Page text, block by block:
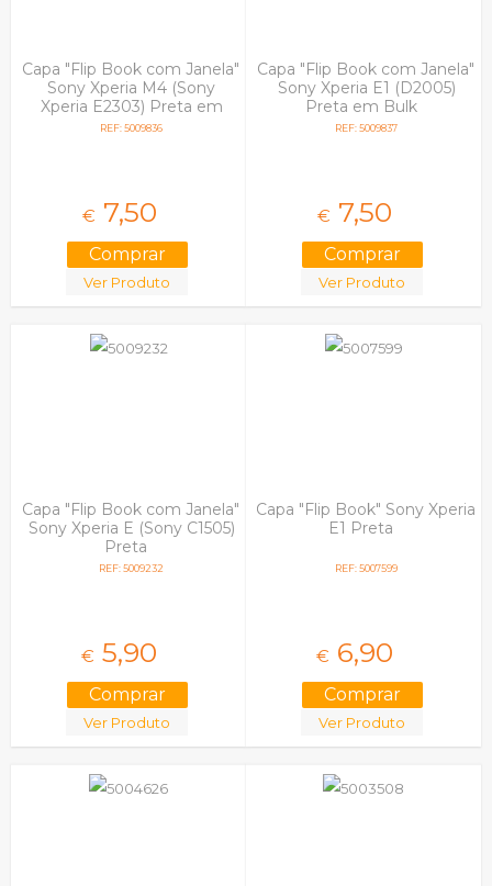
Capa "Flip Book com Janela"
Sony Xperia M4 (Sony
Xperia E2303) Preta em
Bulk
REF: 5009836
€ 7,50
Ver Produto
Capa "Flip Book com Janela"
Sony Xperia E1 (D2005)
Preta em Bulk
REF: 5009837
€ 7,50
Ver Produto
Capa "Flip Book com Janela"
Sony Xperia E (Sony C1505)
Preta
REF: 5009232
€ 5,90
Ver Produto
Capa "Flip Book" Sony Xperia
E1 Preta
REF: 5007599
€ 6,90
Ver Produto